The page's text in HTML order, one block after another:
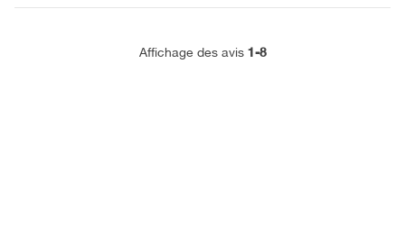
Affichage des avis 1-8